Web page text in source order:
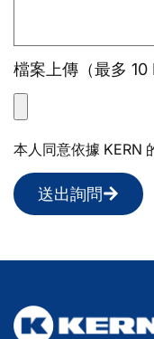
檔案上傳（最多 10
本人同意依據 KERN
送出詢問